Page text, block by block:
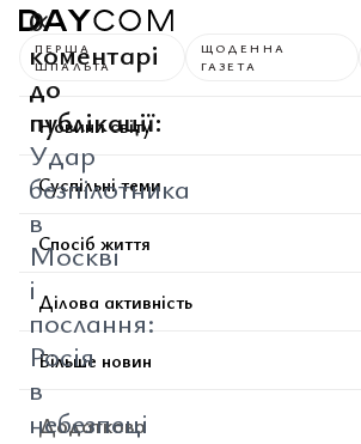
0
коментарі
до
публікації:
Удар
безпілотника
в
Москві
і
послання:
Росія
в
небезпеці
ПЕРША
ШПАЛЬТА
ЩОДЕННА
ГАЗЕТА
Новини світу
Суспільні теми
Спосіб життя
Ділова активність
Більше новин
Додатково